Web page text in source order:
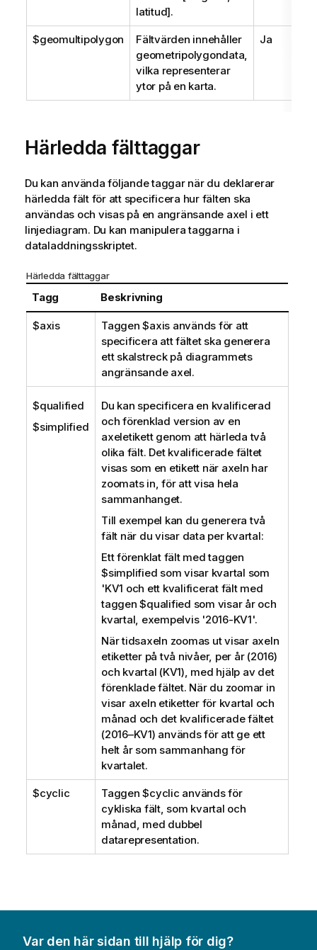
latitud].
$geomultipolygon
Fältvärden innehåller
geometripolygondata,
vilka representerar
ytor på en karta.
Ja
Härledda fälttaggar
Du kan använda följande taggar när du deklarerar
härledda fält för att specificera hur fälten ska
användas och visas på en angränsande axel i ett
linjediagram. Du kan manipulera taggarna i
dataladdningsskriptet.
Härledda fälttaggar
Tagg Beskrivning
$axis Taggen$axis används för att
specificera att fältet ska generera
ett skalstreck på diagrammets
angränsande axel.
$qualified
$simplified
Du kan specificera en kvalificerad
och förenklad version av en
axeletikett genom att härleda två
olika fält. Det kvalificerade fältet
visas som en etikett när axeln har
zoomats in, för att visa hela
sammanhanget.
Till exempel kan du generera två
fält när du visar data per kvartal:
Ett förenklat fält med taggen
$simplified som visar kvartal som
'KV1 och ett kvalificerat fält med
taggen$qualified som visar år och
kvartal, exempelvis '2016-KV1'.
När tidsaxeln zoomas ut visar axeln
etiketter på två nivåer, per år (2016)
och kvartal (KV1), med hjälp av det
förenklade fältet. När du zoomar in
visar axeln etiketter för kvartal och
månad och det kvalificerade fältet
(2016–KV1) används för att ge ett
helt år som sammanhang för
kvartalet.
$cyclic Taggen$cyclic används för
cykliska fält, som kvartal och
månad, med dubbel
datarepresentation.
Var den här sidan till hjälp för dig?